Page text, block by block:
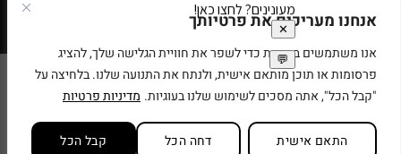
אנחנו מעריכים את פרטיותך
אנו משתמשים בעוגיות כדי לשפר את חוויית הגלישה שלך, להציג
פרסומות או תוכן מותאם אישית, ולנתח את התנועה שלנו. בלחיצה על
"קבל הכל", אתה מסכים לשימוש שלנו בעוגיות. מדיניות פרטיות
התאם אישית דחה הכל קבל הכל
אפשרות החלפה / החזרה עפ”י התקנון.
Visa
MasterCard
American
Express
Apple
Pay
Google
Pay
רוצים להיות זכיינים של ספירלה צעצועים?